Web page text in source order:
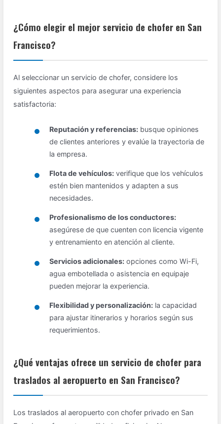
¿Cómo elegir el mejor servicio de chofer en San
Francisco?
Al seleccionar un servicio de chofer, considere los
siguientes aspectos para asegurar una experiencia
satisfactoria:
Reputación y referencias: busque opiniones
de clientes anteriores y evalúe la trayectoria de
la empresa.
Flota de vehículos: verifique que los vehículos
estén bien mantenidos y adapten a sus
necesidades.
Profesionalismo de los conductores:
asegúrese de que cuenten con licencia vigente
y entrenamiento en atención al cliente.
Servicios adicionales: opciones como Wi-Fi,
agua embotellada o asistencia en equipaje
pueden mejorar la experiencia.
Flexibilidad y personalización: la capacidad
para ajustar itinerarios y horarios según sus
requerimientos.
¿Qué ventajas ofrece un servicio de chofer para
traslados al aeropuerto en San Francisco?
Los traslados al aeropuerto con chofer privado en San